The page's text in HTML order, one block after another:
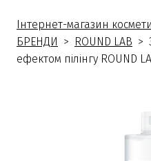
Інтернет-магазин
БРЕНДИ
ROUND LAB
ефектом пілінгу ROUND